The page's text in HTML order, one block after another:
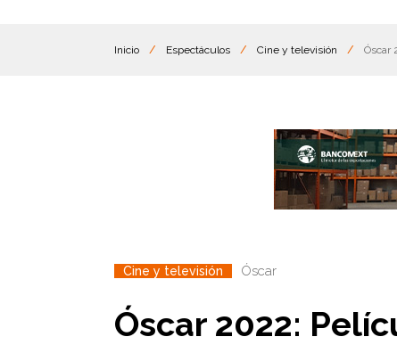
Inicio / Espectáculos / Cine y televisión / Óscar
Cine y televisión Óscar
Óscar 2022: